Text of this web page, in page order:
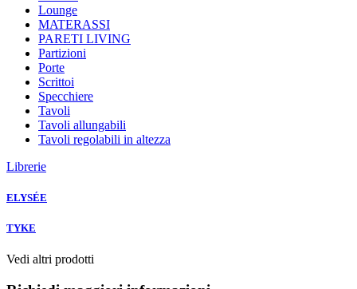
Lounge
MATERASSI
PARETI LIVING
Partizioni
Porte
Scrittoi
Specchiere
Tavoli
Tavoli allungabili
Tavoli regolabili in altezza
Librerie
ELYSÉE
TYKE
Vedi altri prodotti